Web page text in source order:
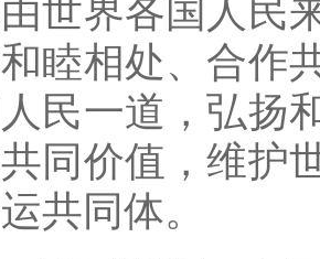
世界各国人民
睦相处、合作
民一道，弘扬
同价值，维护
共同体。